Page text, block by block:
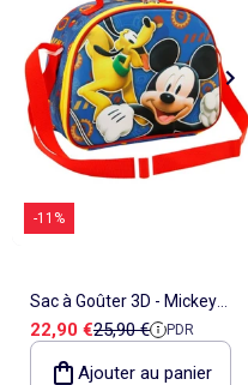
-11%
Sac à Goûter 3D - Mickey
Mouse Happy Friends
Prix de vente
22,90 €Prix de référence
25,90 € PDR
Ajouter au panier